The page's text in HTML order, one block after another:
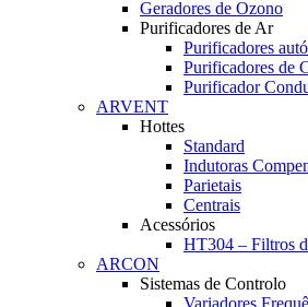
Geradores de Ozono
Purificadores de Ar
Purificadores
Purificadores de
Purificador
ARVENT
Hottes
Standard
Indutoras
Parietais
Centrais
Acessórios
HT304 – Filtros
ARCON
Sistemas de Controlo
Variadores